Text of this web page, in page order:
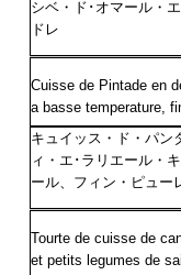
シベ・ド･オマール・
ドレ
Cuisse de Pintade en
a basse temperature,
キュイッス・ド・パン
ィ・エ･ラリエール・
ール、フィン・ピュー
Tourte de cuisse de
et petits legumes de